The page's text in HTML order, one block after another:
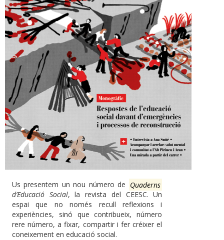
Us presentem un nou número de Quaderns
d’Educació Social, la revista del CEESC. Un
espai que no només recull reflexions i
experiències, sinó que contribueix, número
rere número, a fixar, compartir i fer créixer el
coneixement en educació social.